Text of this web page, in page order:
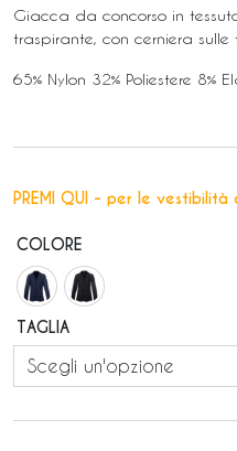
Giacca da concorso in
traspirante, con cerniera sulle
65% Nylon 32% Poliestere 8%
PREMI QUI - per le
COLORE
TAGLIA